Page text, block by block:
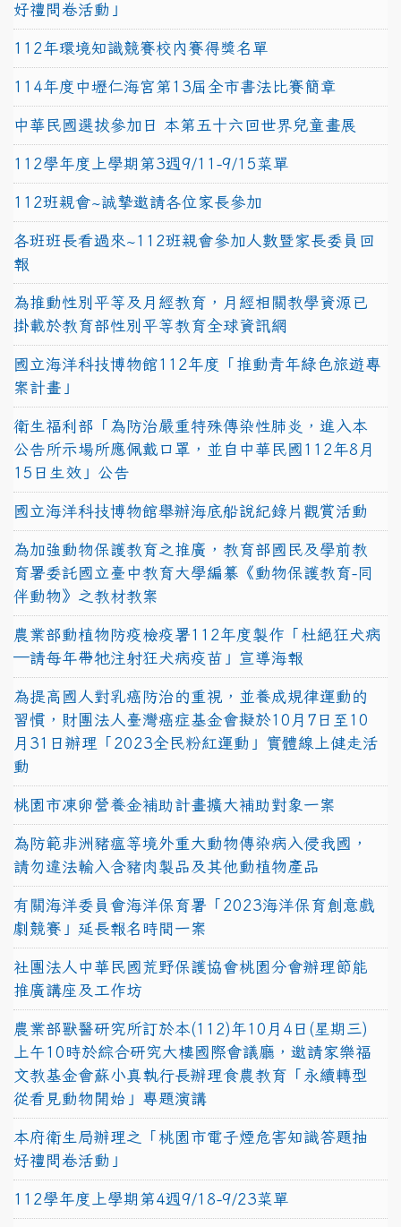
好禮問卷活動」
112年環境知識競賽校內賽得獎名單
114年度中壢仁海宮第13屆全市書法比賽簡章
中華民國選拔參加日 本第五十六回世界兒童畫展
112學年度上學期第3週9/11-9/15菜單
112班親會~誠摯邀請各位家長參加
各班班長看過來~112班親會參加人數暨家長委員回
報
為推動性別平等及月經教育，月經相關教學資源已
掛載於教育部性別平等教育全球資訊網
國立海洋科技博物館112年度「推動青年綠色旅遊專
案計畫」
衛生福利部「為防治嚴重特殊傳染性肺炎，進入本
公告所示場所應佩戴口罩，並自中華民國112年8月
15日生效」公告
國立海洋科技博物館舉辦海底船說紀錄片觀賞活動
為加強動物保護教育之推廣，教育部國民及學前教
育署委託國立臺中教育大學編纂《動物保護教育-同
伴動物》之教材教案
農業部動植物防疫檢疫署112年度製作「杜絕狂犬病
—請每年帶牠注射狂犬病疫苗」宣導海報
為提高國人對乳癌防治的重視，並養成規律運動的
習慣，財團法人臺灣癌症基金會擬於10月7日至10
月31日辦理「2023全民粉紅運動」實體線上健走活
動
桃園市凍卵營養金補助計畫擴大補助對象一案
為防範非洲豬瘟等境外重大動物傳染病入侵我國，
請勿違法輸入含豬肉製品及其他動植物產品
有關海洋委員會海洋保育署「2023海洋保育創意戲
劇競賽」延長報名時間一案
社團法人中華民國荒野保護協會桃園分會辦理節能
推廣講座及工作坊
農業部獸醫研究所訂於本(112)年10月4日(星期三)
上午10時於綜合研究大樓國際會議廳，邀請家樂福
文教基金會蘇小真執行長辦理食農教育「永續轉型
從看見動物開始」專題演講
本府衛生局辦理之「桃園市電子煙危害知識答題抽
好禮問卷活動」
112學年度上學期第4週9/18-9/23菜單